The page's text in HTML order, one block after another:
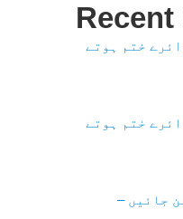
ختم ہوتے
ختم ہوتے
جائیں –